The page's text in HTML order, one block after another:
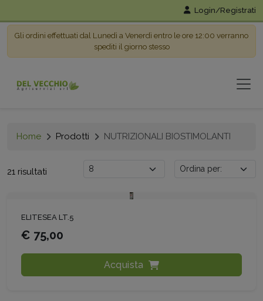
Login/Registrati
Gli ordini effettuati dal Lunedì a Venerdì entro le ore 12:00 verranno
spediti il giorno stesso
Home Prodotti NUTRIZIONALI BIOSTIMOLANTI
21 risultati
ELITESEA LT.5
€ 75,00
Acquista